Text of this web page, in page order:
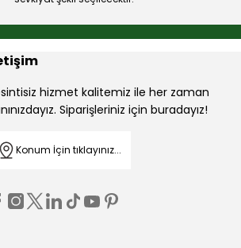
hizmet kalitemiz ile her zaman
Siparişleriniz için buradayız!
Konum İçin tıklayınız...